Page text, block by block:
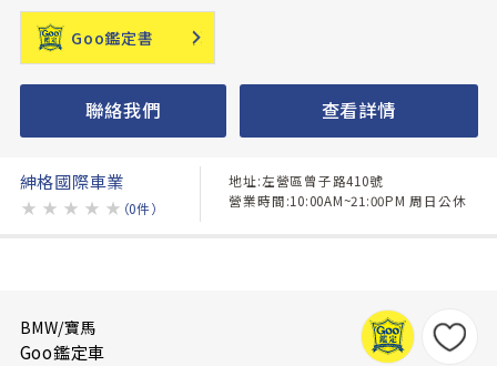
Goo鑑定書
聯絡我們 查看詳情
紳格國際車業
★ ★ ★ ★ ★ （0件）
地址:左營區曾子路410號
營業時間:10:00AM~21:00PM 周日公休
BMW/寶馬
Goo鑑定車